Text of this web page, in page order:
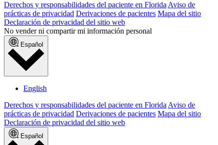
Derechos y responsabilidades del paciente en FloridaAviso de
prácticas de privacidad Derivaciones de pacientes Mapa del sitio
Declaración de privacidad del sitio web
No vender ni compartir mi información personal
Español
English
Derechos y responsabilidades del paciente en Florida Aviso de
prácticas de privacidad Derivaciones de pacientes Mapa del sitio
Declaración de privacidad del sitio web
Español